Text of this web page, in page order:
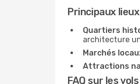
Principaux
Quartiers
architecture
Marchés
Attractions
FAQ sur les